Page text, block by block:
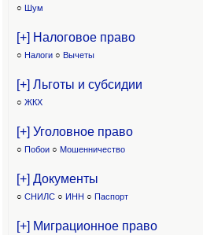
○ Шум
[+] Налоговое право
○ Налоги ○ Вычеты
[+] Льготы и субсидии
○ ЖКХ
[+] Уголовное право
○ Побои ○ Мошенничество
[+] Документы
○ СНИЛС ○ ИНН ○ Паспорт
[+] Миграционное право